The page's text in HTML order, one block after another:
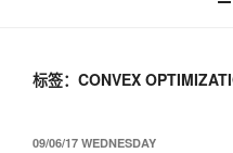
标签：CONVEX
发
09/06/17 WEDNESDAY